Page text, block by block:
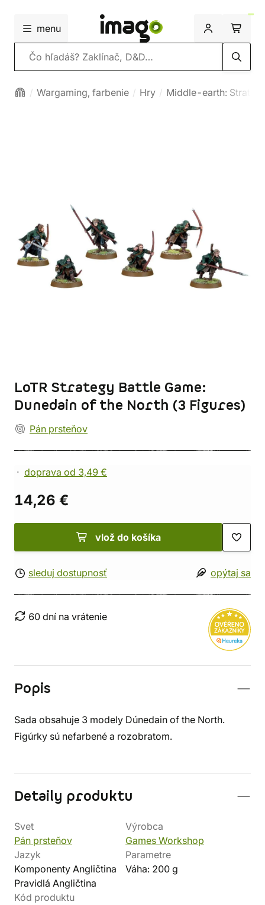
menu
Vyhľadávanie
Wargaming, farbenie Hry Middle-earth:
LoTR Strategy Battle Game:
Dunedain of the North (3 Figures)
Pán prsteňov
doprava od 3,49 €
14,26 €
vlož do košíka
sleduj dostupnosť opýtaj sa
60 dní na vrátenie
Popis
Sada obsahuje 3 modely Dúnedain of the North.
Figúrky sú nefarbené a rozobratom.
Detaily produktu
Svet
Pán prsteňov
Výrobca
Games Workshop
Jazyk
Komponenty Angličtina
Pravidlá Angličtina
Parametre
Váha: 200 g
Kód produktu